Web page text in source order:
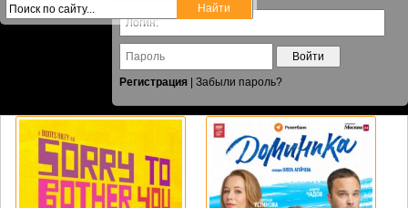
Войти
Регистрация
Забыли пароль?